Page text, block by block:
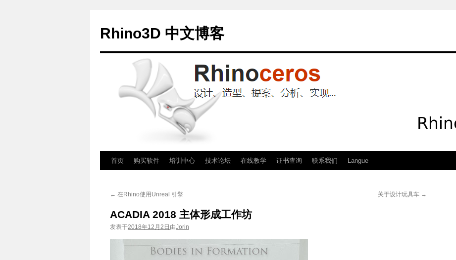
Rhino3D 中文博客
文
首页 购买软件 培训中心 技术论坛 在线教学 证书查询 联系我们 Langue
← 在Rhino使用Unreal 引擎 关于设计玩具车 →
ACADIA 2018 主体形成工作坊
发表于2018年12月2日 由Jorin